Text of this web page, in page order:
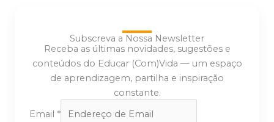
Subscreva a Nossa Newsletter
Receba as últimas novidades, sugestões e
conteúdos do Educar (Com)Vida — um espaço
de aprendizagem, partilha e inspiração
constante.
Email *